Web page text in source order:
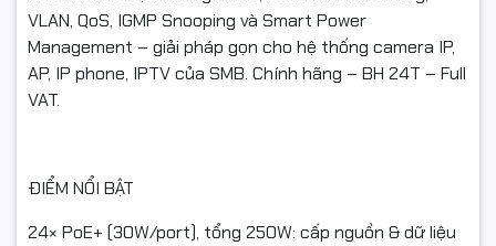
VLAN, QoS, IGMP Snooping và Smart Power
Management – giải pháp gọn cho hệ thống camera IP,
AP, IP phone, IPTV của SMB. Chính hãng – BH 24T – Full
VAT.
ĐIỂM NỔI BẬT
24× PoE+ (30W/port), tổng 250W: cấp nguồn & dữ liệu